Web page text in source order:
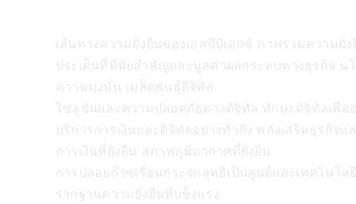
เส้นทางความยั่งยืนของเอสซีบีเอกซ์ ภาพรวมความยั่ง
ประเด็นที่มีนัยสำคัญและมูลค่าผลกระทบทางธุรกิจ น
ความมุ่งมั่น
เมล็ดพันธุ์ดิจิทัล
โซลูชันและความปลอดภัยทางดิจิทัล ทักษะดิจิทัลเพื่
บริการการเงินและดิจิทัลอย่างทั่วถึง พลังเสริมธุรกิจ
การเงินที่ยั่งยืน สภาพภูมิอากาศที่ยั่งยืน
การปล่อยก๊าซเรือนกระจกสุทธิเป็นศูนย์และเทคโนโล
รากฐานความยั่งยืนที่แข็งแรง